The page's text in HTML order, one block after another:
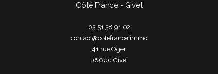
Côté France - Givet
03 51 38 91 02
contact@cotefrance.immo
41 rue Oger
08600
givet